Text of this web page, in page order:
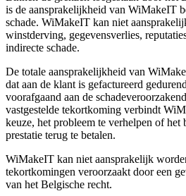
is de aansprakelijkheid van WiMakeIT
schade. WiMakeIT kan niet
winstderving, gegevensverlies,
indirecte schade.
De totale aansprakelijkheid van
dat aan de klant is gefactureerd
voorafgaand aan de
vastgestelde tekortkoming verbindt
keuze, het probleem te verhelpen of het
prestatie terug te betalen.
WiMakeIT kan niet aansprakelijk
tekortkomingen veroorzaakt door een
van het Belgische recht.